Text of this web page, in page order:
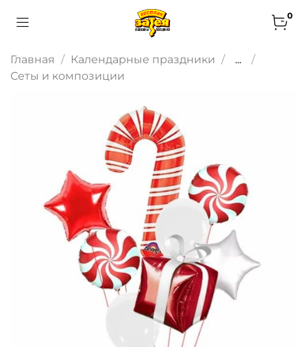
0
Главная Календарные праздники
...
Сеты и композиции